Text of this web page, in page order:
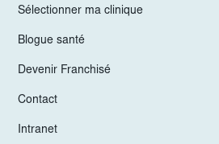
Sélectionner ma clinique
Blogue santé
Devenir Franchisé
Contact
Intranet